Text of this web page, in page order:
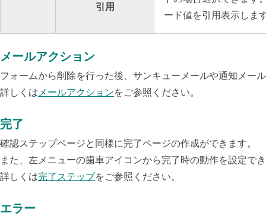
引用
ード値を引用表示しま
メールアクション
フォームから削除を行った後、サンキューメールや通知メー
詳しくは メールアクションをご参照ください。
完了
確認ステップページと同様に完了ページの作成ができます。
また、左メニューの歯車アイコンから完了時の動作を設定で
詳しくは完了ステップをご参照ください。
エラー